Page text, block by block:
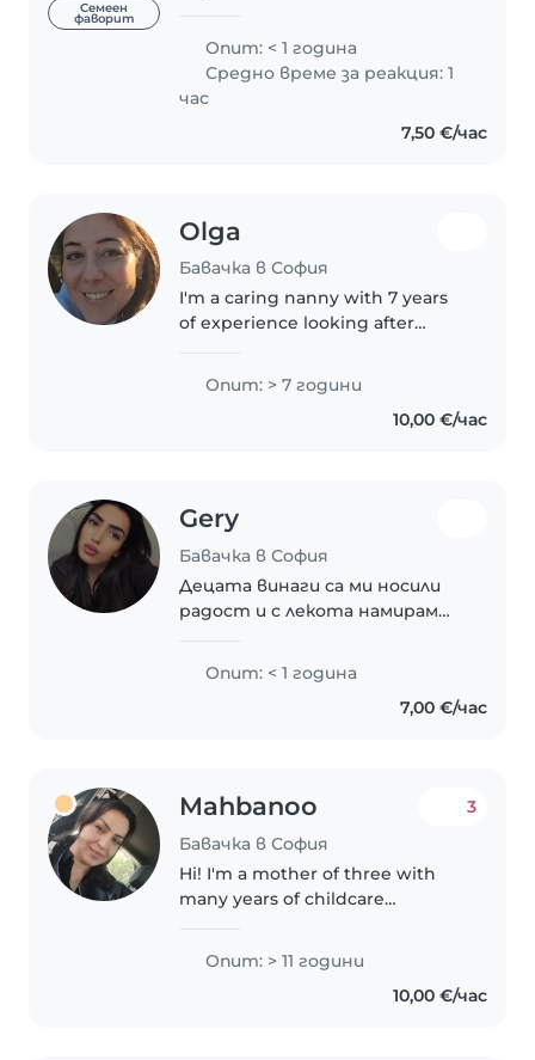
Семеен
фаворит
there and now I decided to
come to Bulgaria. Back..
Опит: < 1 година
Средно време за реакция: 1
час
7,50 €/час
Olga
Бавачка в София
I'm a caring nanny with 7 years
of experience looking after
lived in Cyprus. Basic level
speaking A2 in Bulgarian and..
Опит: > 7 години
10,00 €/час
Gery
Бавачка в София
Децата винаги са ми носили
радост и с лекота намирам
търпение и искрено
отношение. Ще се радвам да
Опит: < 1 година
7,00 €/час
Mahbanoo
Бавачка в София
3
Hi! I'm a mother of three with
many years of childcare
bring calm, balance, and care to
every child I look after. Available..
Опит: > 11 години
10,00 €/час